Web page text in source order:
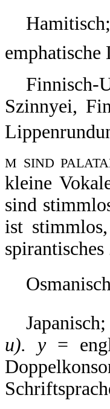
emphatische
Finnisch-
Szinnyei,
m sind
kleine
sind
ist
spirantisches
Japanisch;
u). y=